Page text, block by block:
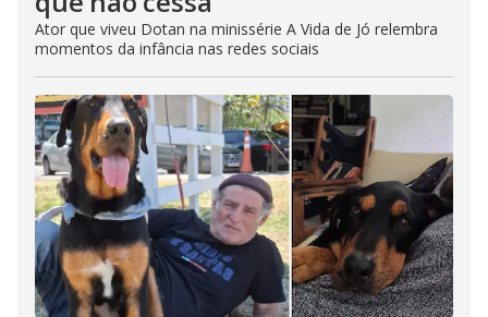
Ator que viveu Dotan na minissérie A Vida de Jó relembra
momentos da infância nas redes sociais